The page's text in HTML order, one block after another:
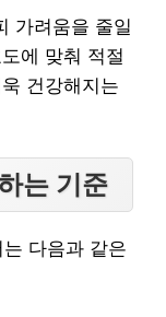
가려움을 줄일
에 맞춰 적절
건강해지는
는 기준
다음과 같은